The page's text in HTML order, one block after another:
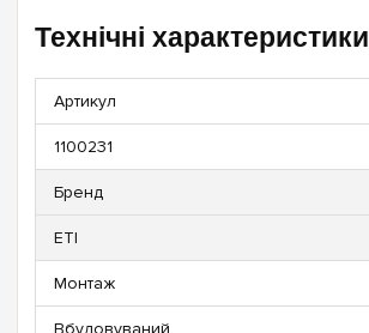
Технічні характеристики
Артикул
1100231
Бренд
ETI
Монтаж
Вбудовуваний